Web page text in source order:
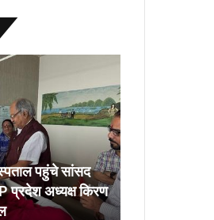
पहुंचे सांसद
प्रदेश अध्यक्ष किरण